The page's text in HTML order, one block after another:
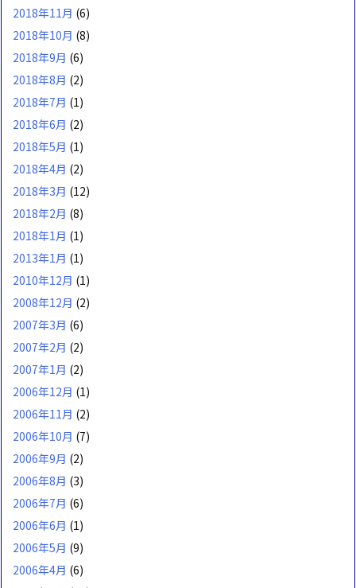
2018年11月 (6)
2018年10月 (8)
2018年9月 (6)
2018年8月 (2)
2018年7月 (1)
2018年6月 (2)
2018年5月 (1)
2018年4月 (2)
2018年3月 (12)
2018年2月 (8)
2018年1月 (1)
2013年1月 (1)
2010年12月 (1)
2008年12月 (2)
2007年3月 (6)
2007年2月 (2)
2007年1月 (2)
2006年12月 (1)
2006年11月 (2)
2006年10月 (7)
2006年9月 (2)
2006年8月 (3)
2006年7月 (6)
2006年6月 (1)
2006年5月 (9)
2006年4月 (6)